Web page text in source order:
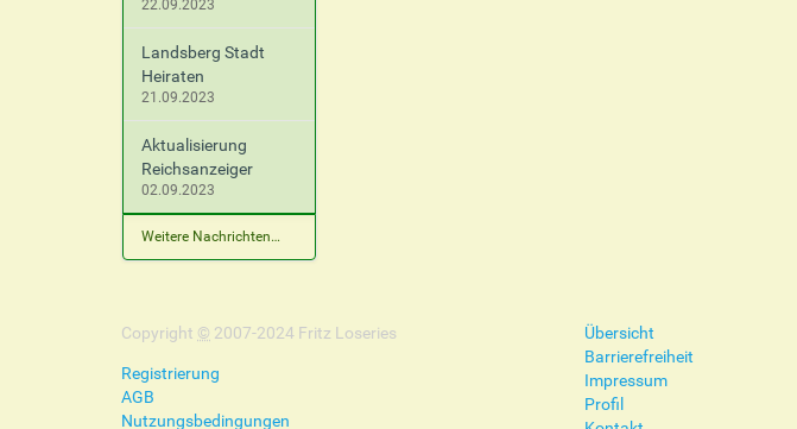
22.09.2023
Landsberg Stadt
Heiraten
21.09.2023
Aktualisierung
Reichsanzeiger
02.09.2023
Weitere Nachrichten…
Copyright © 2007-2024 Fritz Loseries
Registrierung
AGB
Nutzungsbedingungen
Übersicht
Barrierefreiheit
Impressum
Profil